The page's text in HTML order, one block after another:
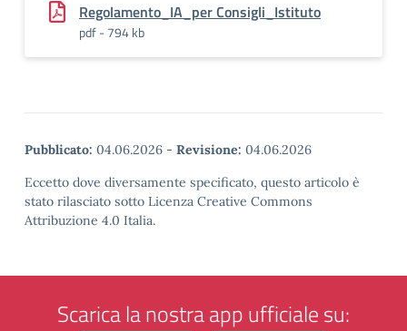
Regolamento_IA_per Consigli_Istituto
pdf - 794 kb
Pubblicato: 04.06.2026 - Revisione: 04.06.2026
Eccetto dove diversamente specificato, questo articolo è
stato rilasciato sotto Licenza Creative Commons
Attribuzione 4.0 Italia.
Scarica la nostra app ufficiale su: